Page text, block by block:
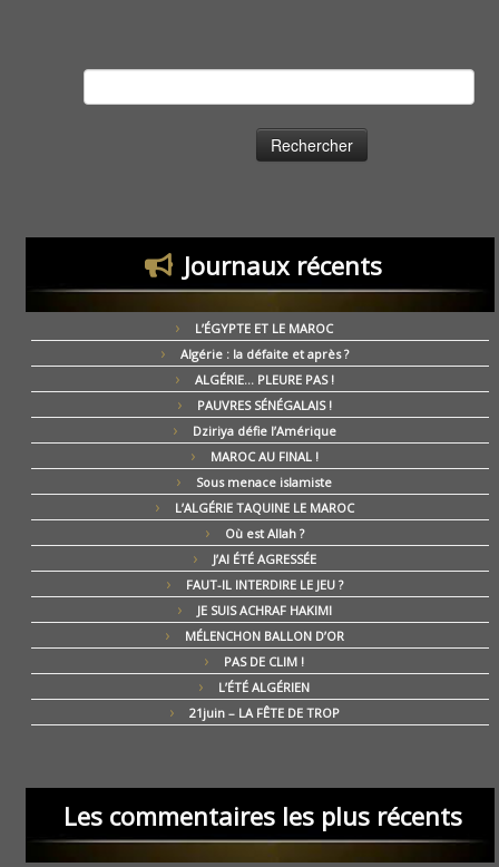
Journaux récents
L’ÉGYPTE ET LE MAROC
Algérie : la défaite et après ?
ALGÉRIE… PLEURE PAS !
PAUVRES SÉNÉGALAIS !
Dziriya défie l’Amérique
MAROC AU FINAL !
Sous menace islamiste
L’ALGÉRIE TAQUINE LE MAROC
Où est Allah ?
J’AI ÉTÉ AGRESSÉE
FAUT-IL INTERDIRE LE JEU ?
JE SUIS ACHRAF HAKIMI
MÉLENCHON BALLON D’OR
PAS DE CLIM !
L’ÉTÉ ALGÉRIEN
21juin – LA FÊTE DE TROP
Les commentaires les plus récents